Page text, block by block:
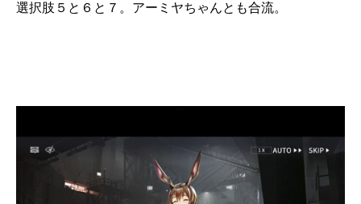
選択肢５と６と７。アーミヤちゃんとも合流。